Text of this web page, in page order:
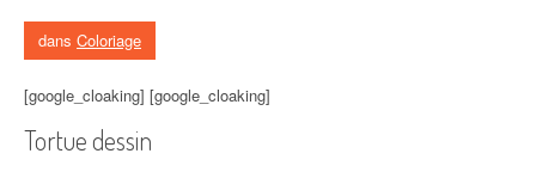
dans Coloriage
[google_cloaking] [google_cloaking]
Tortue dessin